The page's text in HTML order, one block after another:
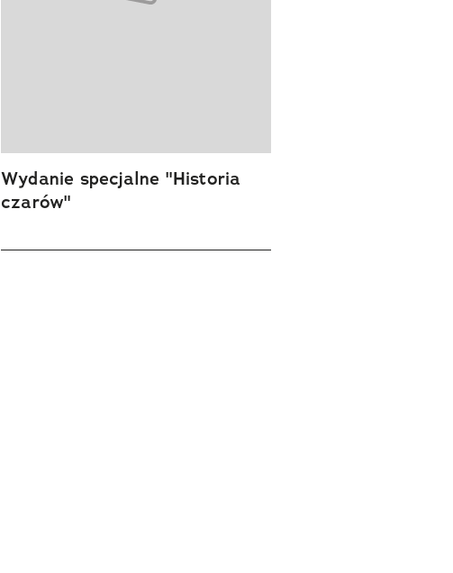
Wydanie specjalne "Historia
czarów"